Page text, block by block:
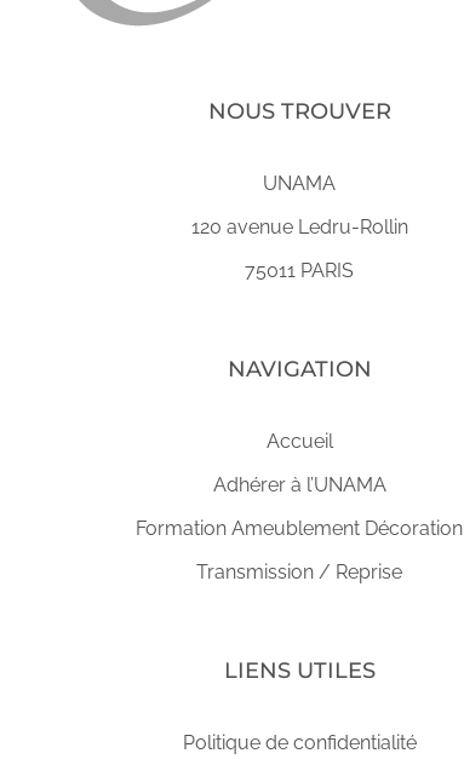
NOUS TROUVER
UNAMA
120 avenue Ledru-Rollin
75011 PARIS
NAVIGATION
Accueil
Adhérer à l’UNAMA
Formation Ameublement Décoration
Transmission / Reprise
LIENS UTILES
Politique de confidentialité